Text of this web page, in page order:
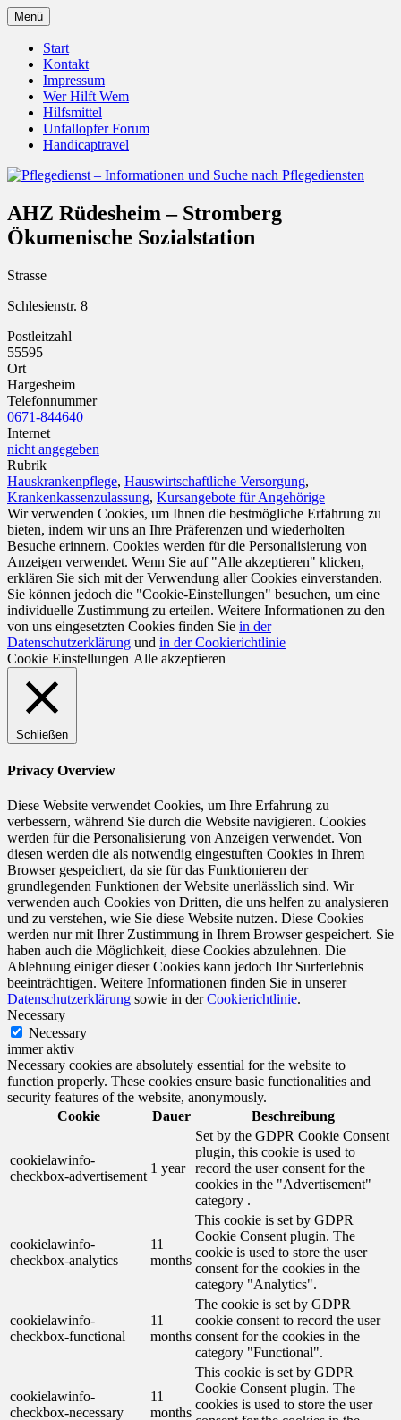
Zum
Inhalt
springen
Pflegedienst – Informationen
und Suche nach Pflegediensten
Unfallopfer – Hilfswerk
Menü
Start
Kontakt
Impressum
Wer Hilft Wem
Hilfsmittel
Unfallopfer Forum
Handicaptravel
AHZ Rüdesheim – Stromberg
Ökumenische Sozialstation
Strasse
Schlesienstr. 8
Postleitzahl
55595
Ort
Hargesheim
Telefonnummer
0671-844640
Internet
nicht angegeben
Rubrik
Hauskrankenpflege, Hauswirtschaftliche Versorgung,
Krankenkassenzulassung, Kursangebote für Angehörige
Wir verwenden Cookies, um Ihnen die bestmögliche Erfahrung zu
bieten, indem wir uns an Ihre Präferenzen und wiederholten
Besuche erinnern. Cookies werden für die Personalisierung von
Anzeigen verwendet. Wenn Sie auf "Alle akzeptieren" klicken,
erklären Sie sich mit der Verwendung aller Cookies einverstanden.
Sie können jedoch die "Cookie-Einstellungen" besuchen, um eine
individuelle Zustimmung zu erteilen. Weitere Informationen zu den
von uns eingesetzten Cookies finden Sie in der
Datenschutzerklärung und in der Cookierichtlinie
Cookie Einstellungen Alle akzeptieren
Schließen
Privacy Overview
Diese Website verwendet Cookies, um Ihre Erfahrung zu
verbessern, während Sie durch die Website navigieren. Cookies
werden für die Personalisierung von Anzeigen verwendet. Von
diesen werden die als notwendig eingestuften Cookies in Ihrem
Browser gespeichert, da sie für das Funktionieren der
grundlegenden Funktionen der Website unerlässlich sind. Wir
verwenden auch Cookies von Dritten, die uns helfen zu analysieren
und zu verstehen, wie Sie diese Website nutzen. Diese Cookies
werden nur mit Ihrer Zustimmung in Ihrem Browser gespeichert. Sie
haben auch die Möglichkeit, diese Cookies abzulehnen. Die
Ablehnung einiger dieser Cookies kann jedoch Ihr Surferlebnis
beeinträchtigen. Weitere Informationen finden Sie in unserer
Datenschutzerklärung sowie in derCookierichtlinie.
Necessary
Necessary
immer aktiv
Necessary cookies are absolutely essential for the website to
function properly. These cookies ensure basic functionalities and
security features of the website, anonymously.
Cookie
Dauer Beschreibung
cookielawinfo-
checkbox-advertisement
1 year
Set by the GDPR Cookie Consent
plugin, this cookie is used to
record the user consent for the
cookies in the "Advertisement"
category .
cookielawinfo-
checkbox-analytics
11
months
This cookie is set by GDPR
Cookie Consent plugin. The
cookie is used to store the user
consent for the cookies in the
category "Analytics".
cookielawinfo-
checkbox-functional
11
months
The cookie is set by GDPR
cookie consent to record the user
consent for the cookies in the
category "Functional".
cookielawinfo-
checkbox-necessary
11
months
This cookie is set by GDPR
Cookie Consent plugin. The
cookies is used to store the user